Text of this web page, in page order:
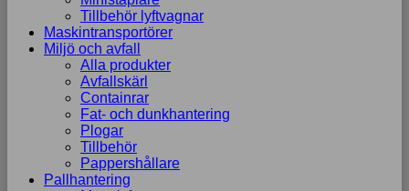
Tillbehör lyftvagnar
Maskintransportörer
Miljö och avfall
Alla produkter
Avfallskärl
Containrar
Fat- och dunkhantering
Plogar
Tillbehör
Pappershållare
Pallhantering